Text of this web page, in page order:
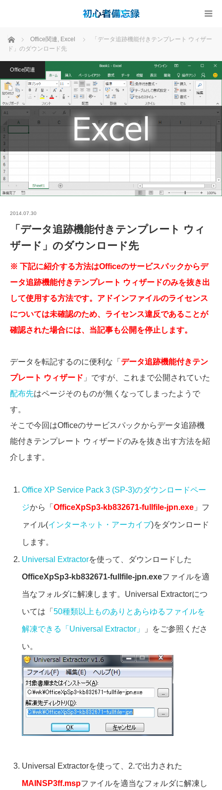
ホーム Office関連, Excel
「データ追跡機能付きテンプレート ウィザー
ド」のダウンロード先
Office関連
2014.07.30
「データ追跡機能付きテンプレート ウィ
ザード」のダウンロード先
※ 下記に紹介する方法はOfficeのサービスパックからデ
ータ追跡機能付きテンプレート ウィザードのみを抜き出
して使用する方法です。アドインファイルのライセンス
については未確認のため、ライセンス違反であることが
確認された場合には、当記事も公開を停止します。
データを転記するのに便利な「 データ追跡機能付きテン
プレート ウィザード 」ですが、これまで公開されていた
配布先はページそのものが無くなってしまったようで
す。
そこで今回はOfficeのサービスパックからデータ追跡機
能付きテンプレート ウィザードのみを抜き出す方法を紹
介します。
Office XP Service Pack 3 (SP-3)のダウンロードペー
ジから「 OfficeXpSp3-kb832671-fullfile-jpn.exe 」フ
ァイル(インターネット・アーカイブ)をダウンロード
します。
Universal Extractorを使って、ダウンロードした
OfficeXpSp3-kb832671-fullfile-jpn.exeファイルを適
当なフォルダに解凍します。Universal Extractorにつ
いては「 50種類以上ものありとあらゆるファイルを
解凍できる「Universal Extractor」 」をご参照くださ
い。
Universal Extractorを使って、2.で出力された
MAINSP3ff.mspファイルを適当なフォルダに解凍し